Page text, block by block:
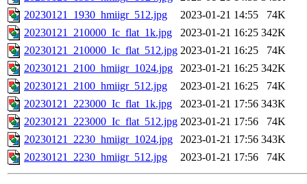
20230121_1930_hmiigr_512.jpg
2023-01-21 14:55
74K
20230121_210000_Ic_flat_1k.jpg
2023-01-21 16:25 342K
20230121_210000_Ic_flat_512.jpg 2023-01-21 16:25
74K
20230121_2100_hmiigr_1024.jpg
2023-01-21 16:25 342K
20230121_2100_hmiigr_512.jpg
2023-01-21 16:25
74K
20230121_223000_Ic_flat_1k.jpg
2023-01-21 17:56 343K
20230121_223000_Ic_flat_512.jpg 2023-01-21 17:56
74K
20230121_2230_hmiigr_1024.jpg
2023-01-21 17:56 343K
20230121_2230_hmiigr_512.jpg
2023-01-21 17:56 74K